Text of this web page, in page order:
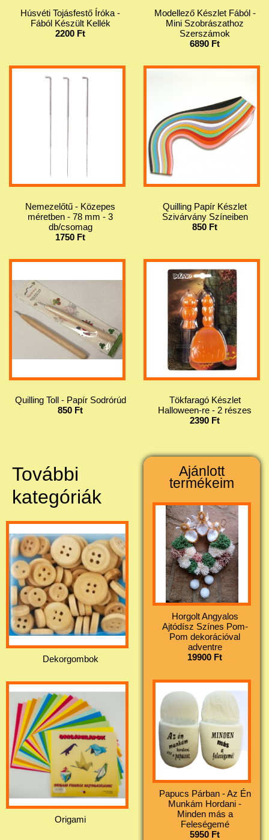
Húsvéti Tojásfestő Íróka -
Fából Készült Kellék
2200 Ft
Modellező Készlet Fából -
Mini Szobrászathoz
Szerszámok
6890 Ft
Nemezelőtű - Közepes
méretben - 78 mm - 3
db/csomag
1750 Ft
Quilling Papír Készlet
Szivárvány Színeiben
850 Ft
Quilling Toll - Papír Sodrórúd
850 Ft
Tökfaragó Készlet
Halloween-re - 2 részes
2390 Ft
További
kategóriák
Dekorgombok
Origami
Ajánlott
termékeim
Horgolt Angyalos
Ajtódísz Színes Pom-
Pom dekorációval
adventre
19900 Ft
Papucs Párban - Az Én
Munkám Hordani -
Minden más a
Feleségemé
5950 Ft